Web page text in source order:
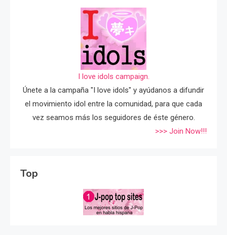
I love idols campaign.
Únete a la campaña "I love idols" y ayúdanos a difundir
el movimiento idol entre la comunidad, para que cada
vez seamos más los seguidores de éste género.
>>> Join Now!!!
Top